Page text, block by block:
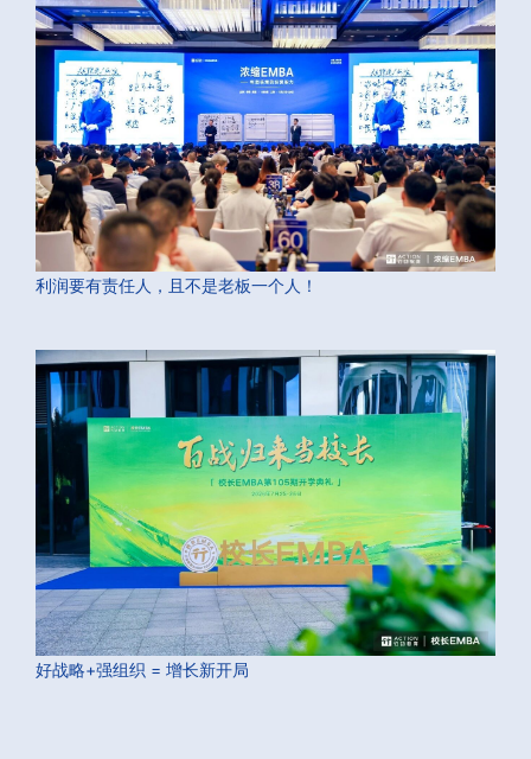
利润要有责任人，且不是老板一个人！
好战略+强组织 = 增长新开局